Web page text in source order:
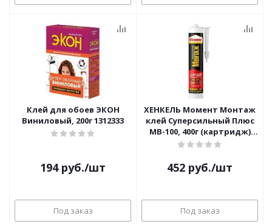
Клей для обоев ЭКОН
Виниловый, 200г 1312333
194руб./шт
Под заказ
ХЕНКЕЛЬ Момент Монтаж
клей Суперсильный Плюс
MB-100, 400г (картридж)
1079437
452 руб./шт
Под заказ